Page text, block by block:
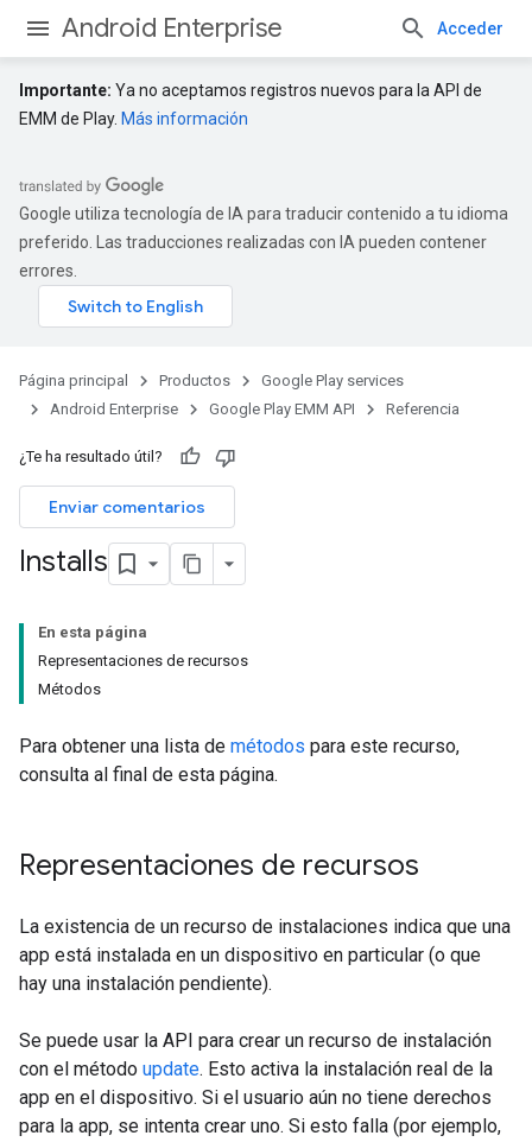
Android Enterprise Acceder
Importante: Ya no aceptamos registros nuevos para la API de
EMM de Play. Más información
Google utiliza tecnología de IA para traducir contenido a tu idioma
preferido. Las traducciones realizadas con IA pueden contener
errores.
Página principal Productos
Google Play services
Android Enterprise
Google Play EMM API Referencia
¿Te ha resultado útil?
Enviar comentarios
Installs
En esta página
Representaciones de recursos
Métodos
Para obtener una lista de métodos para este recurso,
consulta al final de esta página.
Representaciones de recursos
La existencia de un recurso de instalaciones indica que una
app está instalada en un dispositivo en particular (o que
hay una instalación pendiente).
Se puede usar la API para crear un recurso de instalación
con el método update. Esto activa la instalación real de la
app en el dispositivo. Si el usuario aún no tiene derechos
para la app, se intenta crear uno. Si esto falla (por ejemplo,